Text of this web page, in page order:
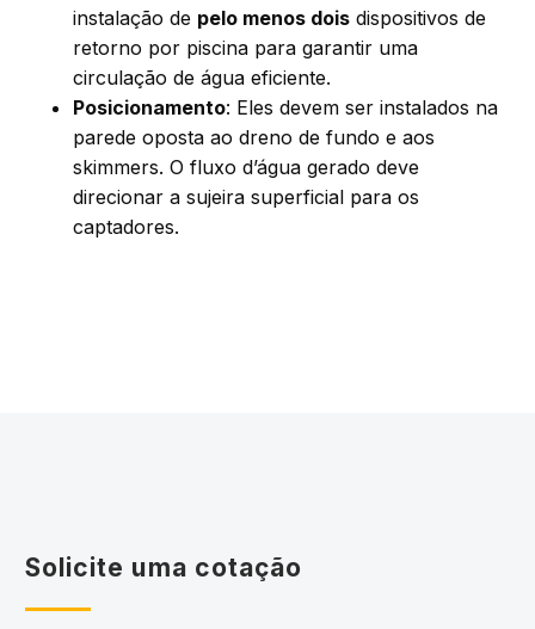
instalação de pelo menos dois dispositivos de
retorno por piscina para garantir uma
circulação de água eficiente.
Posicionamento: Eles devem ser instalados na
parede oposta ao dreno de fundo e aos
skimmers. O fluxo d’água gerado deve
direcionar a sujeira superficial para os
captadores.
Solicite uma cotação